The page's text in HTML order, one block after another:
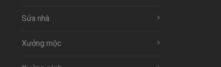
Sửa nhà
Xưởng mộc